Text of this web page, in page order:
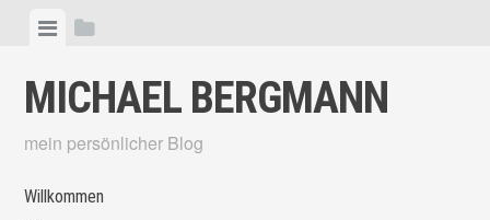
Skip
content
ViewView
MICHAEL BERGMANN
mein persönlicher Blog
Willkommen